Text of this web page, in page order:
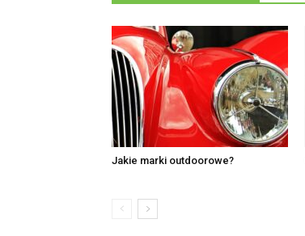
Jakie marki outdoorowe?